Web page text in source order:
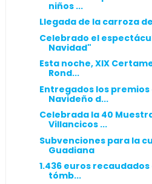
niños ...
Llegada de la carroza
Celebrado el
Navidad"
Esta noche, XIX
Rond...
Entregados los premios
Navideño d...
Celebrada la 40
Villancicos ...
Subvenciones para la
Guadiana
1.436 euros
tómb...